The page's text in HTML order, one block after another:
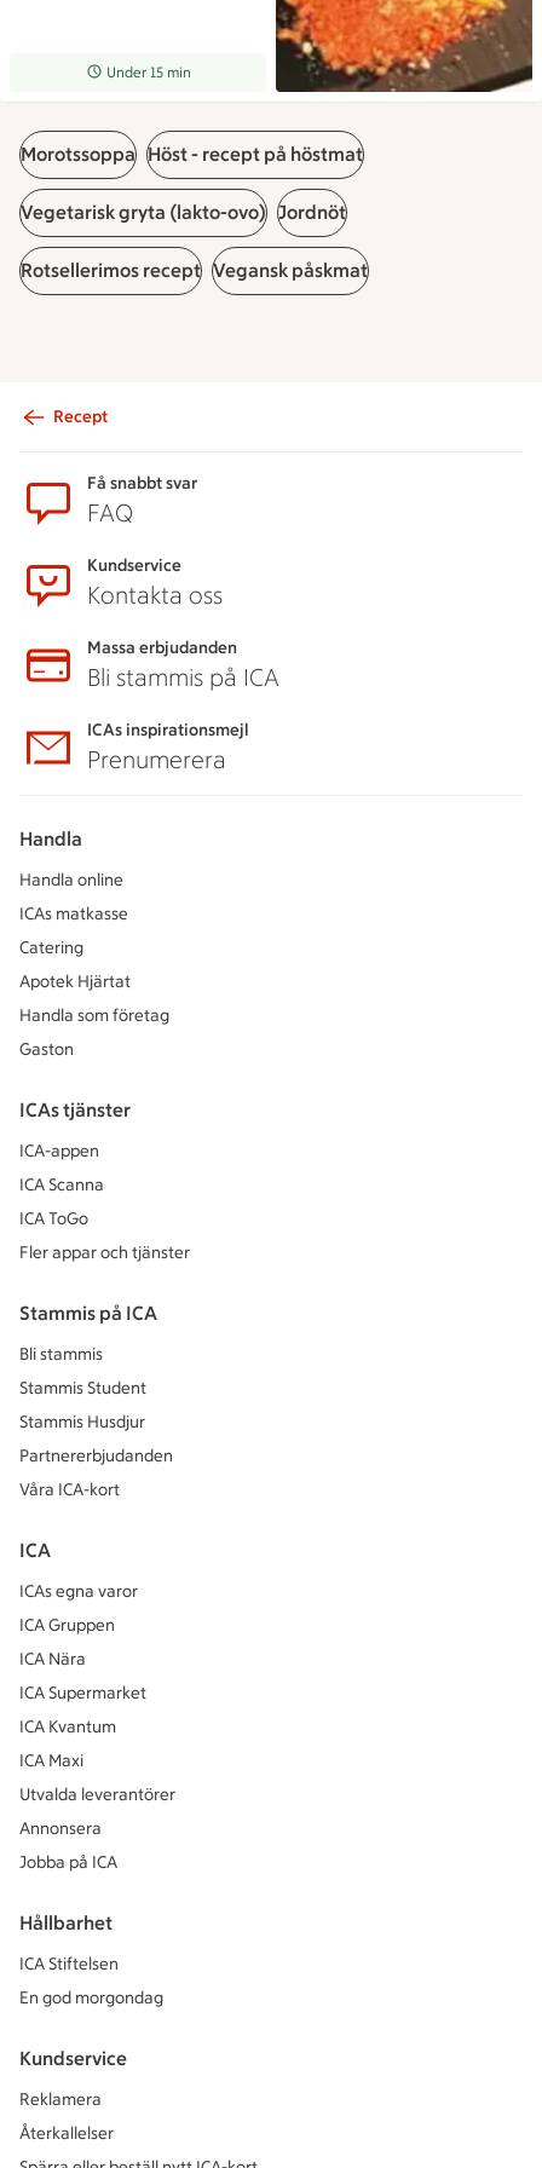
Receptet tar Under 15 min att tillaga
Under 15 min
Morotssoppa Höst - recept på höstmat
Vegetarisk gryta (lakto-ovo) Jordnöt
Rotsellerimos recept Vegansk påskmat
Recept
Få snabbt svar
FAQ
Kundservice
Kontakta oss
Massa erbjudanden
Bli stammis på ICA
ICAs inspirationsmejl
Prenumerera
Handla
Handla online
ICAs matkasse
Catering
Apotek Hjärtat
Handla som företag
Gaston
ICAs tjänster
ICA-appen
ICA Scanna
ICA ToGo
Fler appar och tjänster
Stammis på ICA
Bli stammis
Stammis Student
Stammis Husdjur
Partnererbjudanden
Våra ICA-kort
ICA
ICAs egna varor
ICA Gruppen
ICA Nära
ICA Supermarket
ICA Kvantum
ICA Maxi
Utvalda leverantörer
Annonsera
Jobba på ICA
Hållbarhet
ICA Stiftelsen
En god morgondag
Kundservice
Reklamera
Återkallelser